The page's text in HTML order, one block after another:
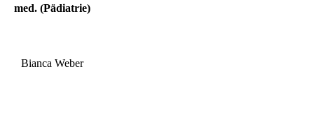
med. (Päd­ia­trie)
Bian­ca Weber